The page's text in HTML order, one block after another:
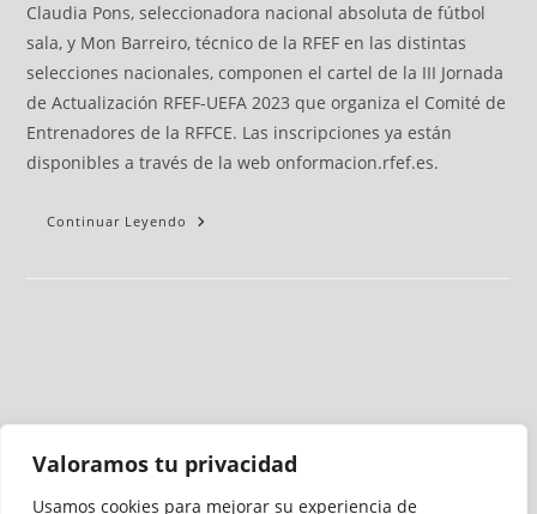
Valoramos tu privacidad
Usamos cookies para mejorar su experiencia de
Claudia Pons, seleccionadora nacional absoluta de fútbol
sala, y Mon Barreiro, técnico de la RFEF en las distintas
selecciones nacionales, componen el cartel de la III Jornada
de Actualización RFEF-UEFA 2023 que organiza el Comité de
Entrenadores de la RFFCE. Las inscripciones ya están
disponibles a través de la web onformacion.rfef.es.
Continuar Leyendo